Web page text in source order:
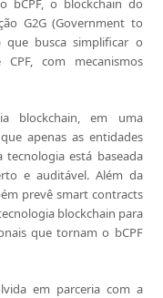
bCPF, o blockchain do
G2G (Government to
que busca simplificar o
com mecanismos
blockchain, em uma
apenas as entidades
tecnologia está baseada
e auditável. Além da
prevê smart contracts
blockchain para
que tornam o bCPF
em parceria com a